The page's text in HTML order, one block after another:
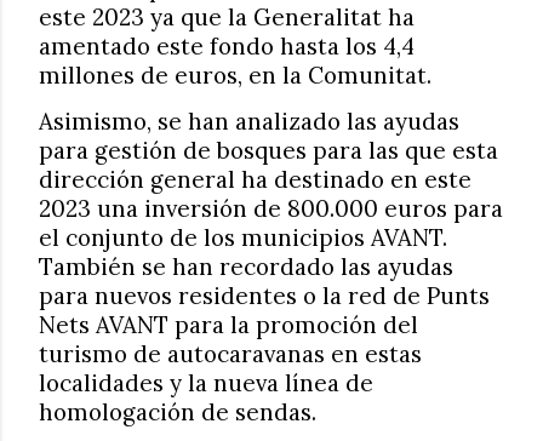
este 2023 ya que la Generalitat ha
amentado este fondo hasta los 4,4
millones de euros, en la Comunitat.
Asimismo, se han analizado las ayudas
para gestión de bosques para las que esta
dirección general ha destinado en este
2023 una inversión de 800.000 euros para
el conjunto de los municipios AVANT.
También se han recordado las ayudas
para nuevos residentes o la red de Punts
Nets AVANT para la promoción del
turismo de autocaravanas en estas
localidades y la nueva línea de
homologación de sendas.